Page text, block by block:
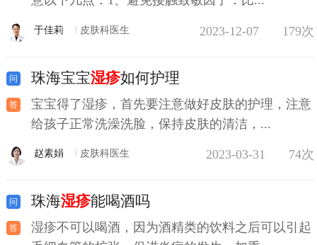
于佳莉 皮肤科医生 2023-12-07 179次
珠海宝宝湿疹如何护理
宝宝得了湿疹，首先要注意做好皮肤的护理，注意
给孩子正常洗澡洗脸，保持皮肤的清洁，...
赵素娟 皮肤科医生 2023-03-31 74次
珠海湿疹能喝酒吗
湿疹不可以喝酒，因为酒精类的饮料之后可以引起